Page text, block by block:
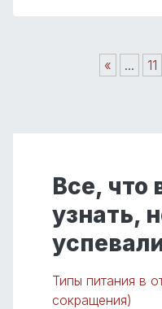
« ... 11
Все, что
узнать,
Типы питания в
сокращения)